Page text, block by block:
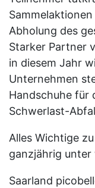
Abholung des
Starker Partner
in diesem Jahr
Unternehmen
Handschuhe für
Schwerlast-
Alles Wichtige
ganzjährig
Saarland